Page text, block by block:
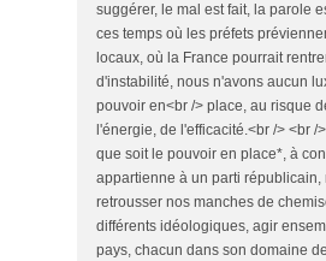
suggérer, le mal est fait, la parole
ces temps où les préfets
locaux, où la France pourrait
d'instabilité, nous n'avons aucun
pouvoir en<br /> place, au risque
l'énergie, de l'efficacité.<br /> <br /
que soit le pouvoir en place*, à
appartienne à un parti républicain,
retrousser nos manches de
différents idéologiques, agir
pays, chacun dans son domaine